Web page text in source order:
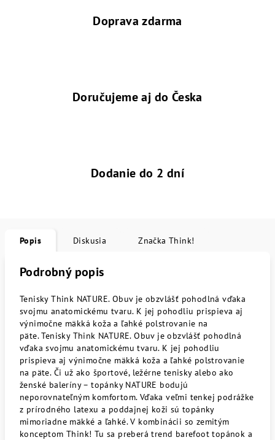
Doprava zdarma
Doručujeme aj do Česka
Dodanie do 2 dní
Popis Diskusia Značka Think!
Podrobný popis
Tenisky Think NATURE. Obuv je obzvlášť pohodlná vďaka
svojmu anatomickému tvaru. K jej pohodliu prispieva aj
výnimočne mäkká koža a ľahké polstrovanie na
päte. Tenisky Think NATURE. Obuv je obzvlášť pohodlná
vďaka svojmu anatomickému tvaru. K jej pohodliu
prispieva aj výnimočne mäkká koža a ľahké polstrovanie
na päte. Či už ako športové, ležérne tenisky alebo ako
ženské baleríny – topánky NATURE bodujú
neporovnateľným komfortom. Vďaka veľmi tenkej podrážke
z prírodného latexu a poddajnej koži sú topánky
mimoriadne mäkké a ľahké. V kombinácii so zemitým
konceptom Think! Tu sa preberá trend barefoot topánok a